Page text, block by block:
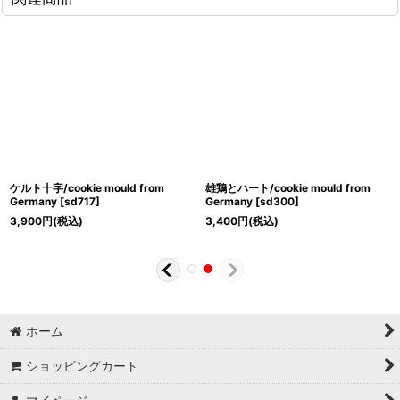
ケルト十字/cookie mould from
Germany [sd717]
3,900円(税込)
雄鶏とハート/cookie mould from
Germany [sd300]
3,400円(税込)
ホーム
ショッピングカート